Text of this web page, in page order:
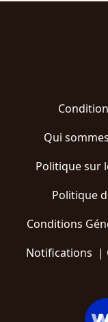
Qui
Politique sur
Politique
Conditions
Notifications |